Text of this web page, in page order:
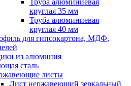
Труба алюминиевая
круглая 35 мм
Труба алюминиевая
круглая 40 мм
для гипсокартона, МДФ,
из алюминия
сталь
листы
Лист нержавеющий зеркальный